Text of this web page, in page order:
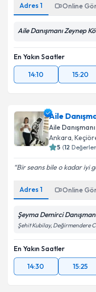
Adres 1 Online
Aile Danışmanı Zeynep
En Yakın Saatler
14:10
15:20
Aile
Aile Danışmanı
Ankara,
5 (12
Bir seans bile o kadar iyi
Adres 1 Online
Şeyma Demirci
Şehit Kubilay, Değirmendere
En Yakın Saatler
14:30
15:25